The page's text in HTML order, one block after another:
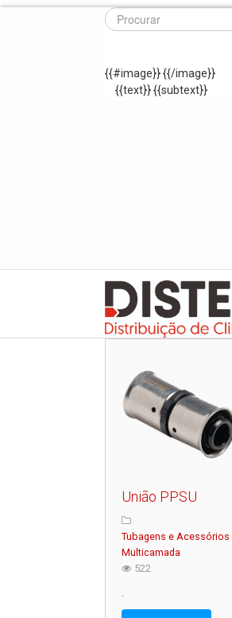
{{#image}}{{/image}}
{{text}} {{subtext}}
União PPSU
Tubagens e Acessórios
Multicamada
522